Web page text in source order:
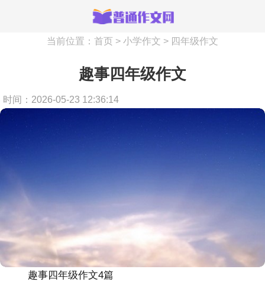
当前位置： 首页 > 小学作文 > 四年级作文
趣事四年级作文
时间：2026-05-23 12:36:14
趣事四年级作文4篇